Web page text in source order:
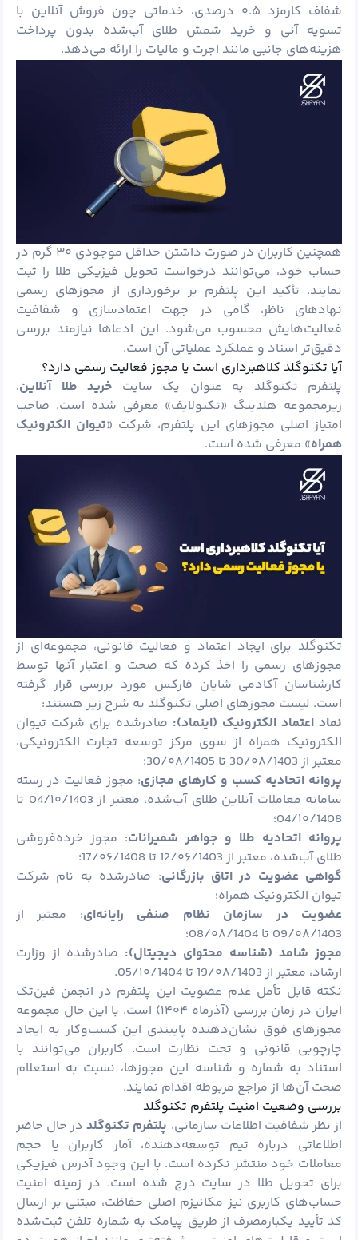
شفاف کارمزد ۰.۵ درصدی، خدماتی چون فروش آنلاین با
تسویه آنی و خرید شمش طلای آب‌شده بدون پرداخت
هزینه‌های جانبی مانند اجرت و مالیات را ارائه می‌دهد.
همچنین کاربران در صورت داشتن حداقل موجودی ۳۰ گرم در
حساب خود، می‌توانند درخواست تحویل فیزیکی طلا را ثبت
نمایند. تأکید این پلتفرم بر برخورداری از مجوزهای رسمی
نهادهای ناظر، گامی در جهت اعتمادسازی و شفافیت
فعالیت‌هایش محسوب می‌شود. این ادعاها نیازمند بررسی
دقیق‌تر اسناد و عملکرد عملیاتی آن است.
آیا تکنوگلد کلاهبرداری است یا مجوز فعالیت رسمی دارد؟
پلتفرم تکنوگلد به‌ عنوان یک سایت خرید طلا آنلاین،
زیرمجموعه هلدینگ «تکنولایف» معرفی شده است. صاحب
امتیاز اصلی مجوزهای این پلتفرم، شرکت «تیوان الکترونیک
همراه» معرفی شده است.
تکنوگلد برای ایجاد اعتماد و فعالیت قانونی، مجموعه‌ای از
مجوزهای رسمی را اخذ کرده که صحت و اعتبار آنها توسط
کارشناسان آکادمی شایان فارکس مورد بررسی قرار گرفته
است. لیست مجوزهای اصلی تکنوگلد به شرح زیر هستند:
نماد اعتماد الکترونیک (اینماد): صادرشده برای شرکت تیوان
الکترونیک همراه از سوی مرکز توسعه تجارت الکترونیکی،
معتبر از 30/۰۸/1403 تا 30/۰۸/1405؛
پروانه اتحادیه کسب و کارهای مجازی: مجوز فعالیت در رسته
سامانه معاملات آنلاین طلای آب‌شده، معتبر از 04/۱۰/1403 تا
04/۱۰/1408؛
پروانه اتحادیه طلا و جواهر شمیرانات: مجوز خرده‌فروشی
طلای آب‌شده، معتبر از 12/۰۶/1403 تا 17/۰۶/1408؛
گواهی عضویت در اتاق بازرگانی: صادرشده به نام شرکت
تیوان الکترونیک همراه؛
عضویت در سازمان نظام صنفی رایانه‌ای: معتبر از
09/۰۸/1403 تا 08/۰۸/1404؛
مجوز شامد (شناسه محتوای دیجیتال): صادرشده از وزارت
ارشاد، معتبر از 19/۰۸/1403 تا 05/۱۰/1404.
نکته قابل تأمل عدم عضویت این پلتفرم در انجمن فین‌تک
ایران در زمان بررسی (آذرماه ۱۴۰۴) است. با این حال مجموعه
مجوزهای فوق نشان‌دهنده پایبندی این کسب‌وکار به ایجاد
چارچوبی قانونی و تحت نظارت است. کاربران می‌توانند با
استناد به شماره و شناسه این مجوزها، نسبت به استعلام
صحت آن‌ها از مراجع مربوطه اقدام نمایند.
بررسی وضعیت امنیت پلتفرم تکنوگلد
از نظر شفافیت اطلاعات سازمانی، پلتفرم تکنوگلددر حال حاضر
اطلاعاتی درباره تیم توسعه‌دهنده، آمار کاربران یا حجم
معاملات خود منتشر نکرده است. با این وجود آدرس فیزیکی
برای تحویل طلا در سایت درج شده است. در زمینه امنیت
حساب‌های کاربری نیز مکانیزم اصلی حفاظت، مبتنی بر ارسال
کد تأیید یکبارمصرف از طریق پیامک به شماره تلفن ثبت‌شده